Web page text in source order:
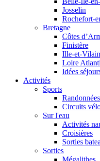
Josselin
Rochefort-
Bretagne
Côtes
Finistère
Ille-et-
Loire
Idées
Activités
Sports
Randonnées
Circuits
Sur l'eau
Activités
Croisières
Sorties
Sorties
Mégalithes